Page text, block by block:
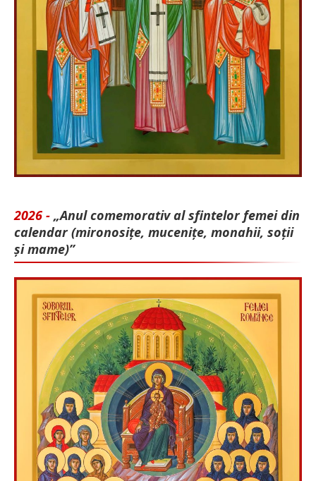
2026 - „Anul comemorativ al sfintelor femei din
calendar (mironosițe, mu­cenițe, monahii, soții
și mame)”